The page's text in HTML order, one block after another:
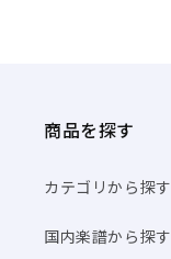
商品を探す
カテゴリから探す
国内楽譜から探す